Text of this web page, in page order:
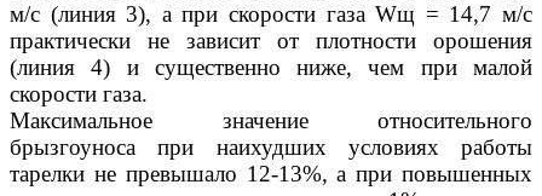
м/с (линия 3), а при скорости газа Wщ = 14,7 м/с
практически не зависит от плотности орошения
(линия 4) и существенно ниже, чем при малой
скорости газа.
Максимальное значение относительного
брызгоуноса при наихудших условиях работы
тарелки не превышало 12-13%, а при повышенных